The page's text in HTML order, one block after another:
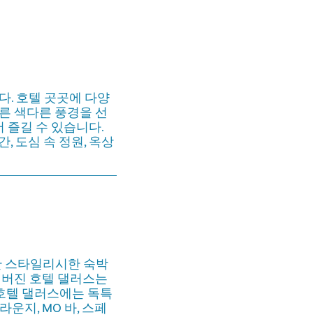
. 호텔 곳곳에 다양
색다른 풍경을 선
즐길 수 있습니다.
, 도심 속 정원, 옥상
스타일리시한 숙박
진 호텔 댈러스는
텔 댈러스에는 독특
운지, MO 바, 스페